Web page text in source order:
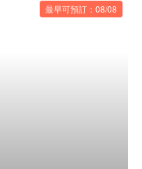
最早可預訂：08/08